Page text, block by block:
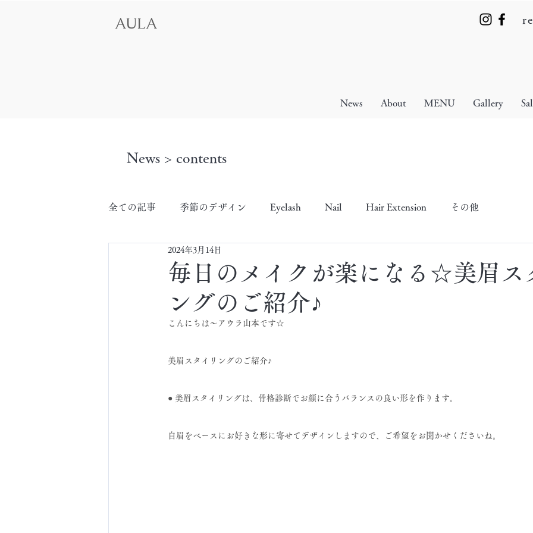
AULA
News About MENU Gallery
News > contents
全ての記事 季節のデザイン Eyelash Nail Hair Extension その他
毎日のメイクが楽になる☆美眉ス
ングのご紹介♪
2024年3月14日
こんにちは～アウラ山本です☆
美眉スタイリングのご紹介♪
● 美眉スタイリングは、骨格診断でお顔に合うバランスの良い形を作ります。
自眉をベースにお好きな形に寄せてデザインしますので、ご希望をお聞かせくださいね。